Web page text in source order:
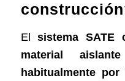
Elsistema SATE
material
habitualmente